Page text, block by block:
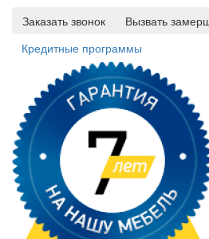
Заказать звонок
Вызвать
Кредитные программы